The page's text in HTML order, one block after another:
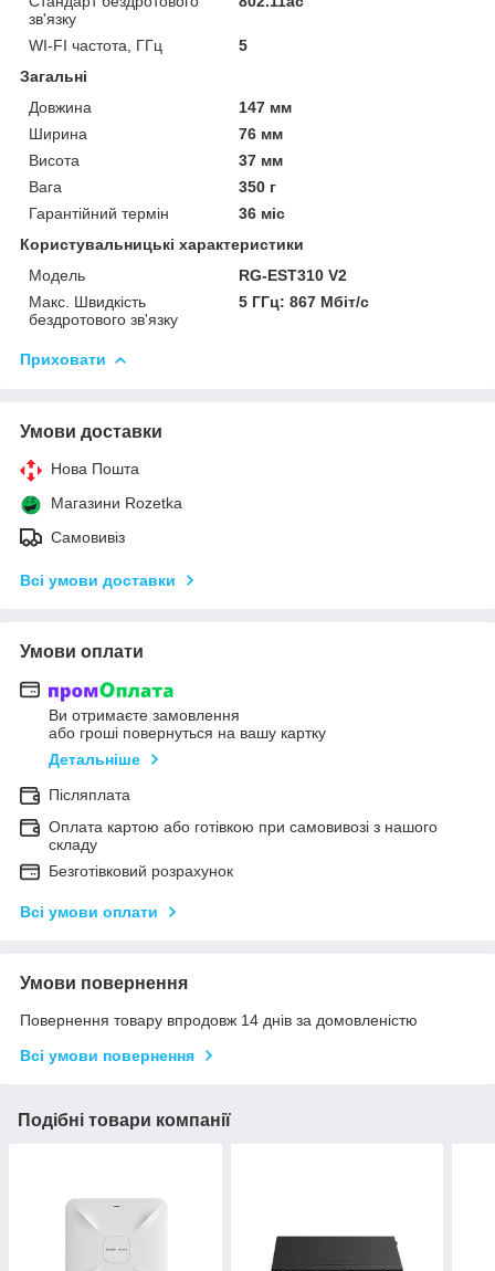
зв'язку
WI-FI частота, ГГц
5
Загальні
Довжина
147 мм
Ширина
76 мм
Висота
37 мм
Вага
350 г
Гарантійний термін
36 міс
Користувальницькі характеристики
Модель
RG-EST310 V2
Макс. Швидкість
бездротового зв'язку
5 ГГц: 867 Мбіт/с
Приховати
Умови доставки
Нова Пошта
Магазини Rozetka
Самовивіз
Всі умови доставки
Умови оплати
Ви отримаєте замовлення
або гроші повернуться на вашу картку
Детальніше
Післяплата
Оплата картою або готівкою при самовивозі з нашого
складу
Безготівковий розрахунок
Всі умови оплати
Умови повернення
Повернення товару впродовж 14 днів за домовленістю
Всі умови повернення
Подібні товари компанії